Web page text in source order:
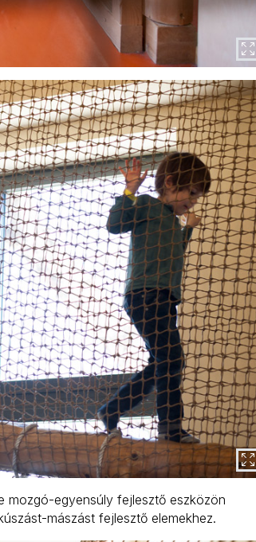
mozgó-egyensúly fejlesztő eszközön
mászást fejlesztő elemekhez.